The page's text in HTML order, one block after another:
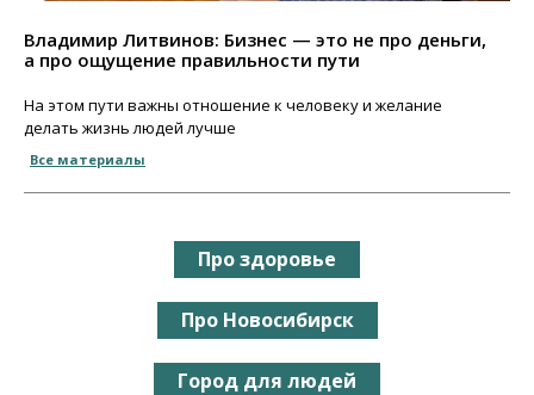
Владимир Литвинов: Бизнес — это не про деньги,
а про ощущение правильности пути
На этом пути важны отношение к человеку и желание
делать жизнь людей лучше
Все материалы
Про здоровье
Про Новосибирск
Город для людей